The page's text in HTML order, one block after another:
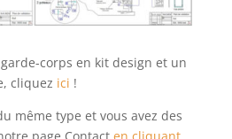
corps en kit design et un
cliquez ici !
même type et vous avez des
page Contact en cliquant